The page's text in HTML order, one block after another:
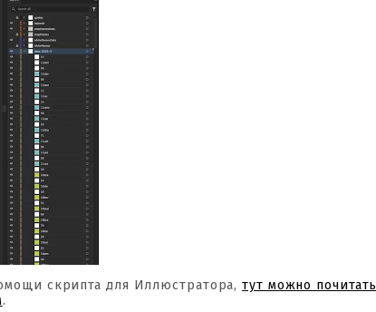
скрипта для Иллюстратора,тут можно почитать
.